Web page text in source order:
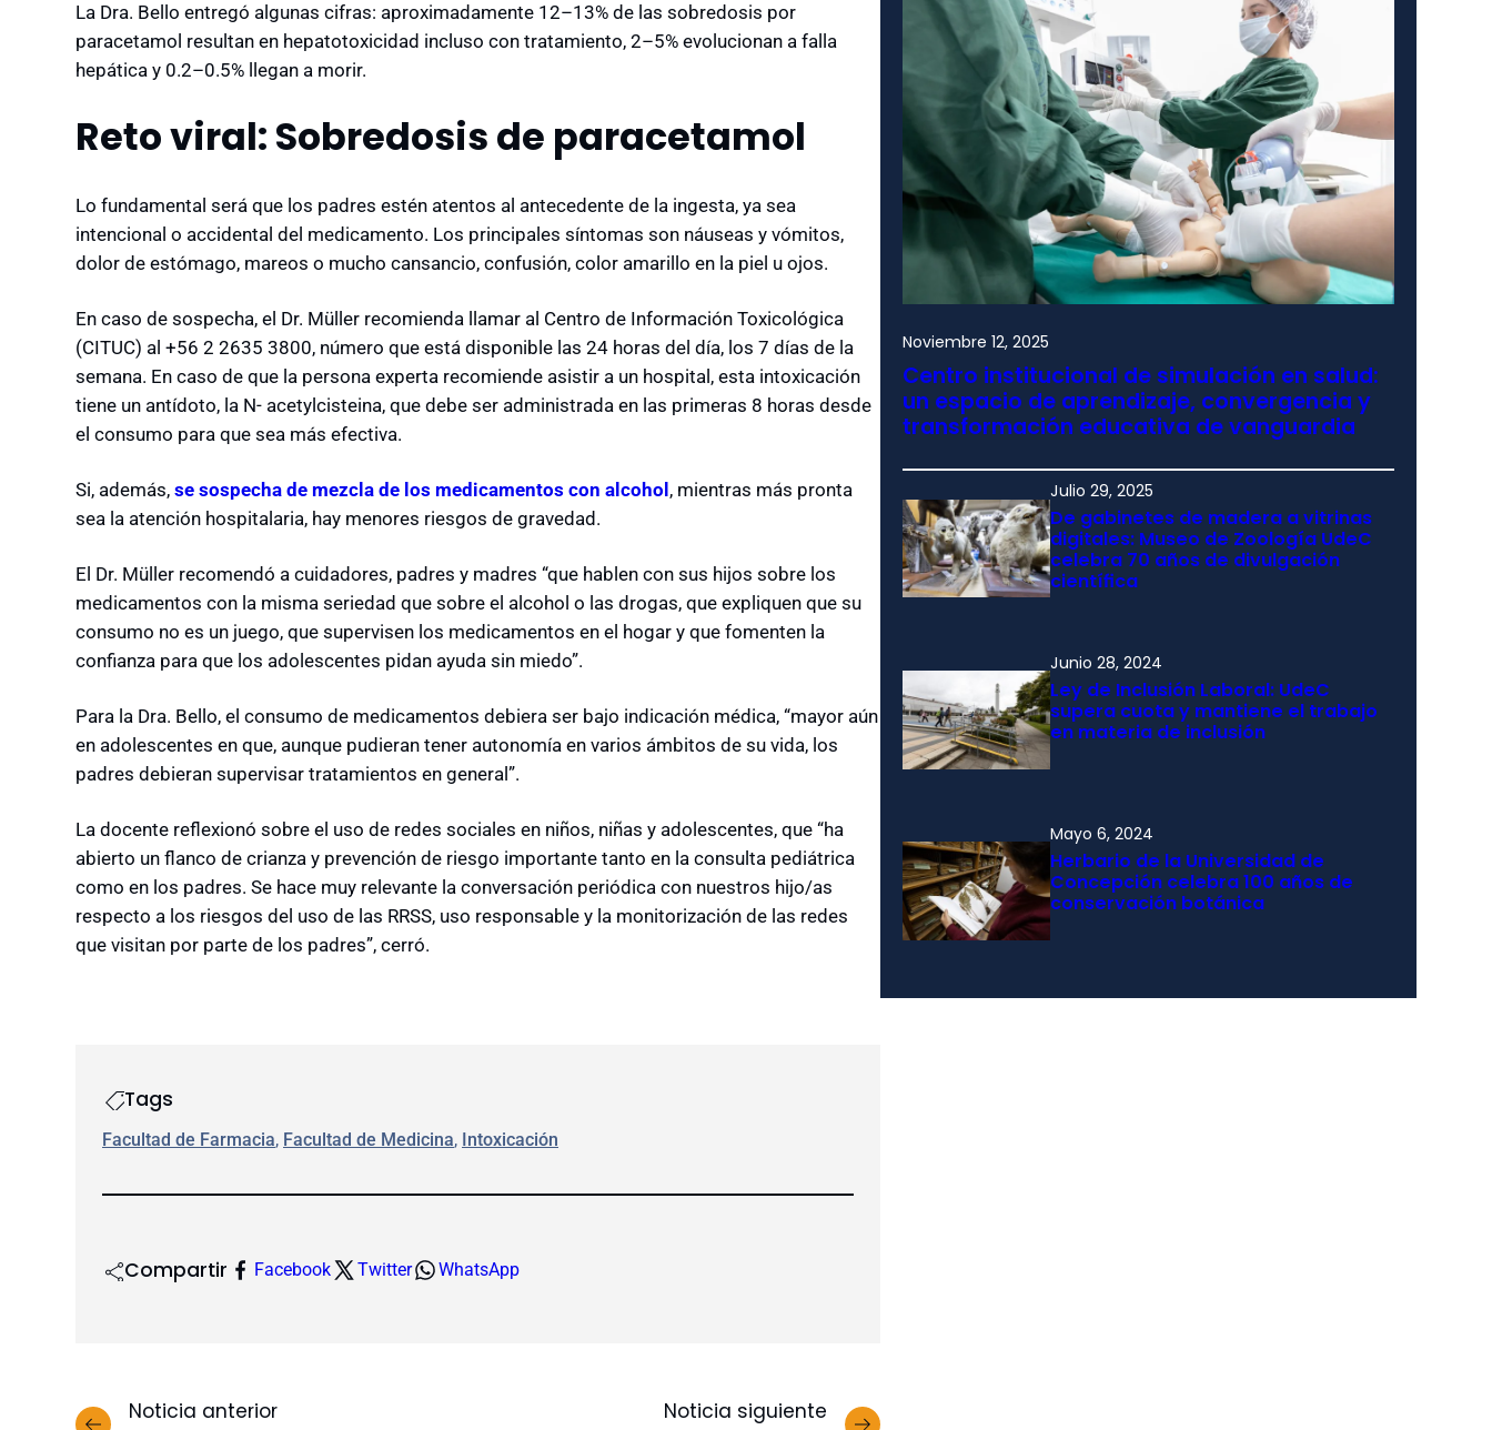
La Dra. Bello entregó algunas cifras: aproximadamente 12–13% de las sobredosis por
paracetamol resultan en hepatotoxicidad incluso con tratamiento, 2–5% evolucionan a falla
hepática y 0.2–0.5% llegan a morir.
Reto viral: Sobredosis de paracetamol
Lo fundamental será que los padres estén atentos al antecedente de la ingesta, ya sea
intencional o accidental del medicamento. Los principales síntomas son náuseas y vómitos,
dolor de estómago, mareos o mucho cansancio, confusión, color amarillo en la piel u ojos.
En caso de sospecha, el Dr. Müller recomienda llamar al Centro de Información Toxicológica
(CITUC) al +56 2 2635 3800, número que está disponible las 24 horas del día, los 7 días de la
semana. En caso de que la persona experta recomiende asistir a un hospital, esta intoxicación
tiene un antídoto, la N- acetylcisteina, que debe ser administrada en las primeras 8 horas desde
el consumo para que sea más efectiva.
Si, además, se sospecha de mezcla de los medicamentos con alcohol, mientras más pronta
sea la atención hospitalaria, hay menores riesgos de gravedad.
El Dr. Müller recomendó a cuidadores, padres y madres “que hablen con sus hijos sobre los
medicamentos con la misma seriedad que sobre el alcohol o las drogas, que expliquen que su
consumo no es un juego, que supervisen los medicamentos en el hogar y que fomenten la
confianza para que los adolescentes pidan ayuda sin miedo”.
Para la Dra. Bello, el consumo de medicamentos debiera ser bajo indicación médica, “mayor aún
en adolescentes en que, aunque pudieran tener autonomía en varios ámbitos de su vida, los
padres debieran supervisar tratamientos en general”.
La docente reflexionó sobre el uso de redes sociales en niños, niñas y adolescentes, que “ha
abierto un flanco de crianza y prevención de riesgo importante tanto en la consulta pediátrica
como en los padres. Se hace muy relevante la conversación periódica con nuestros hijo/as
respecto a los riesgos del uso de las RRSS, uso responsable y la monitorización de las redes
que visitan por parte de los padres”, cerró.
Tags
Facultad de Farmacia, Facultad de Medicina, Intoxicación
Compartir Facebook Twitter WhatsApp
Noticia anterior Noticia siguiente
Noviembre 12, 2025
Centro institucional de simulación en salud:
un espacio de aprendizaje, convergencia y
transformación educativa de vanguardia
Julio 29, 2025
De gabinetes de madera a vitrinas
digitales: Museo de Zoología UdeC
celebra 70 años de divulgación
científica
Junio 28, 2024
Ley de Inclusión Laboral: UdeC
supera cuota y mantiene el trabajo
en materia de inclusión
Mayo 6, 2024
Herbario de la Universidad de
Concepción celebra 100 años de
conservación botánica